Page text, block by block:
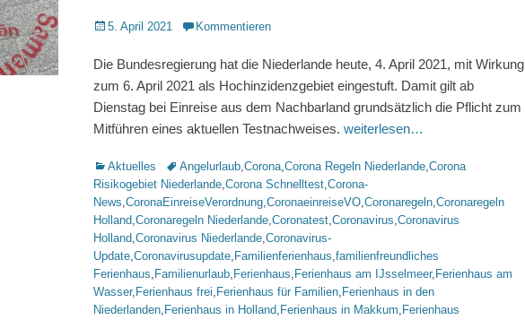
Veröffentlicht
5. April 2021 Kommentieren
Die Bundesregierung hat die Niederlande heute, 4. April 2021, mit Wirkung
zum 6. April 2021 als Hochinzidenzgebiet eingestuft. Damit gilt ab
Dienstag bei Einreise aus dem Nachbarland grundsätzlich die Pflicht zum
Mitführen eines aktuellen Testnachweises. weiterlesen…
Kategorien
Aktuelles Schlagworte
Angelurlaub,Corona,Corona Regeln Niederlande,Corona
Risikogebiet Niederlande,Corona Schnelltest,Corona-
News,CoronaEinreiseVerordnung,CoronaeinreiseVO,Coronaregeln,Coronaregeln
Holland,Coronaregeln Niederlande,Coronatest,Coronavirus,Coronavirus
Holland,Coronavirus Niederlande,Coronavirus-
Update,Coronavirusupdate, Familienferienhaus,familienfreundliches
Ferienhaus, Familienurlaub, Ferienhaus, Ferienhaus am IJsselmeer, Ferienhaus am
Wasser, Ferienhaus frei, Ferienhaus für Familien, Ferienhaus in den
Niederlanden, Ferienhaus in Holland, Ferienhaus in Makkum, Ferienhaus